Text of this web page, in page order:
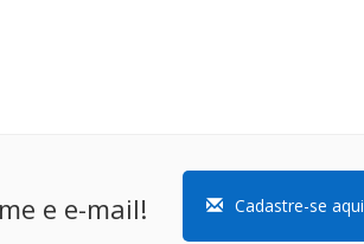
e e-mail! Cadastre-se aqui